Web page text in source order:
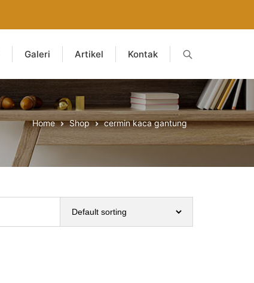
Galeri Artikel Kontak
Home Shop cermin kaca gantung